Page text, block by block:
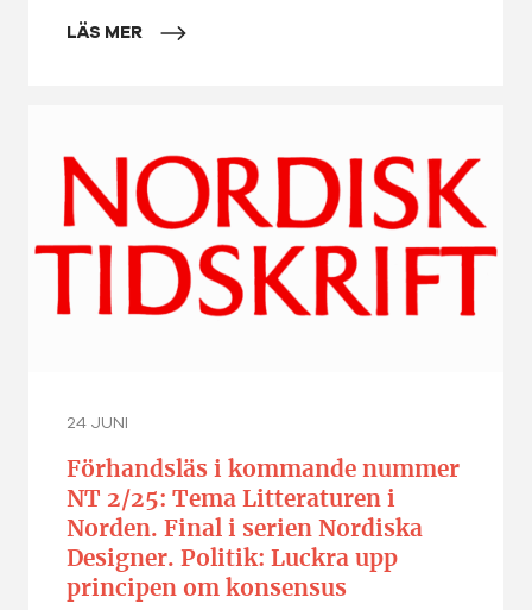
LÄS MER
24 JUNI
Förhandsläs i kommande nummer
NT 2/25: Tema Litteraturen i
Norden. Final i serien Nordiska
Designer. Politik: Luckra upp
principen om konsensus